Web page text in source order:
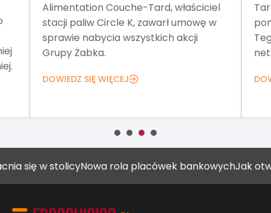
Alimentation Couche-Tard, właściciel
stacji paliw Circle K, zawarł umowę w
sprawie nabycia wszystkich akcji
Grupy Żabka.
DOWIEDZ SIĘ WIĘCEJ
w stolicyNowa rola placówek bankowychJak otworzyć